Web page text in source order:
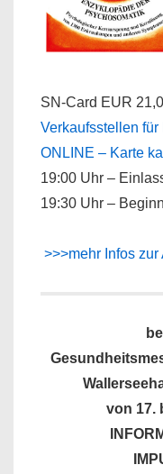
SN-Card EUR
Verkaufsstellen für
ONLINE – Karte
19:00 Uhr –
19:30 Uhr – Beginn
>>>mehr Infos
von 17.